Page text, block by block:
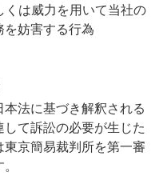
は威力を用いて当社の
妨害する行為
法に基づき解釈される
て訴訟の必要が生じた
京簡易裁判所を第一審